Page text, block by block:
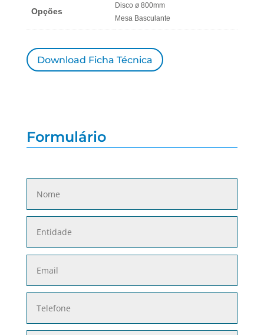
Opções
Disco ø 800mm
Mesa Basculante
Download Ficha Técnica
Formulário